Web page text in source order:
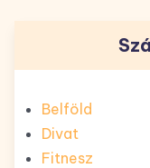
Belföld
Divat
Fitnesz